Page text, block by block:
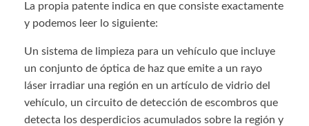
La propia patente indica en que consiste exactamente
y podemos leer lo siguiente:
Un sistema de limpieza para un vehículo que incluye
un conjunto de óptica de haz que emite a un rayo
láser irradiar una región en un artículo de vidrio del
vehículo, un circuito de detección de escombros que
detecta los desperdicios acumulados sobre la región y